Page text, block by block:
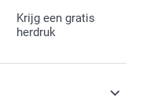
Krijg een gratis
herdruk